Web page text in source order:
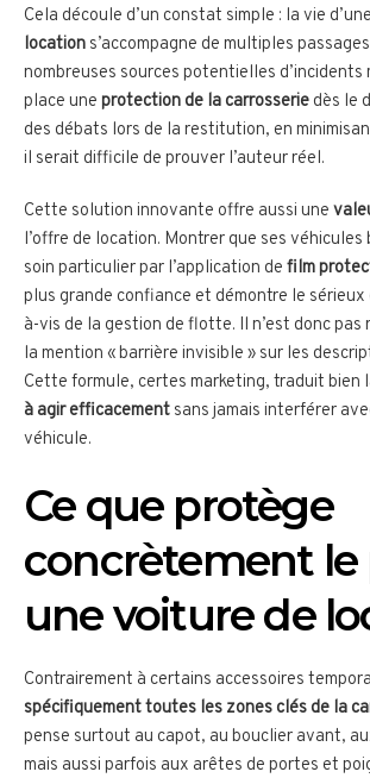
Cela découle d’un constat simple : la vie d’une
location s’accompagne de multiples
nombreuses sources potentielles d’incidents
place une protection de la carrosserie dès le
des débats lors de la restitution, en
il serait difficile de prouver l’auteur réel.
Cette solution innovante offre aussi une
l’offre de location. Montrer que ses véhicules
soin particulier par l’application de film
plus grande confiance et démontre le
à-vis de la gestion de flotte. Il n’est donc pas
la mention « barrière invisible » sur les
Cette formule, certes marketing, traduit bien
à agir efficacement sans jamais interférer
véhicule.
Ce que protège
concrètement le
une voiture de
Contrairement à certains accessoires
spécifiquement toutes les zones clés de la
pense surtout au capot, au bouclier avant,
mais aussi parfois aux arêtes de portes et